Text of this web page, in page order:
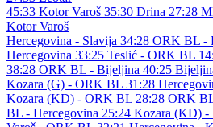
45:33 Kotor Varoš 35:30 Drina 27:28
Kotor Varoš
Hercegovina - Slavija 34:28 ORK BL -
Hercegovina 33:25 Teslić - ORK BL
38:28 ORK BL - Bijeljina 40:25
Kozara (G) - ORK BL 31:28
Kozara (KD) - ORK BL 28:28 ORK
BL - Hercegovina 25:24 Kozara (KD) -